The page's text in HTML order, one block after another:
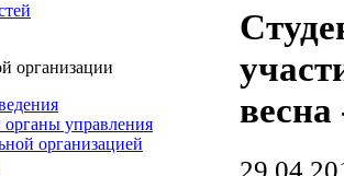
организации
органы управления
организацией